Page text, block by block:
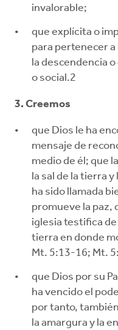
invalorable;
que explícita o
para pertenecer
la descendencia
o social.2
3. Creemos
que Dios le ha
mensaje de
medio de él; que
la sal de la tierra
ha sido llamada
promueve la paz,
iglesia testifica
tierra en donde
Mt. 5:13-16; Mt.
que Dios por su
ha vencido el
por tanto,
la amargura y la